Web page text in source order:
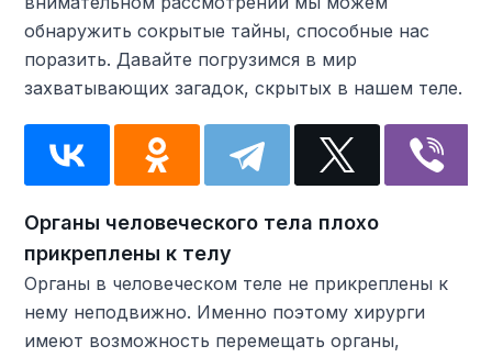
обнаружить сокрытые тайны, способные нас
поразить. Давайте погрузимся в мир
захватывающих загадок, скрытых в нашем теле.
Органы человеческого тела плохо
прикреплены к телу
Органы в человеческом теле не прикреплены к
нему неподвижно. Именно поэтому хирурги
имеют возможность перемещать органы,